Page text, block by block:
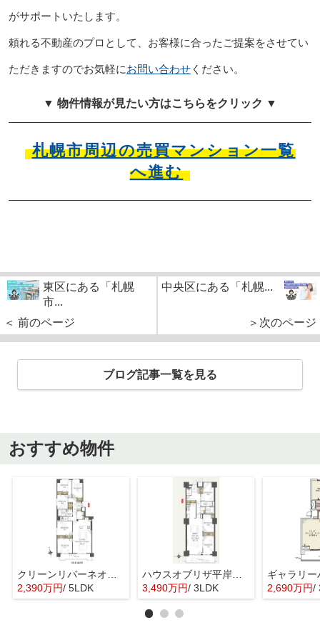
がサポートいたします。
頼れる不動産のプロとして、お客様に合ったご提案をさせてい
ただきますのでお気軽にお問い合わせください。
▼ 物件情報が見たい方はこちらをクリック ▼
札幌市周辺の売買マンション一覧
へ進む
東区にある「札幌
市...
＜ 前のページ
中央区にある「札幌...
＞次のページ
ブログ記事一覧を見る
おすすめ物件
2,390万円/ 5LDK
ハウスオブリザ平岸通弐番館
3,490万円/ 3LDK 2,690万円/